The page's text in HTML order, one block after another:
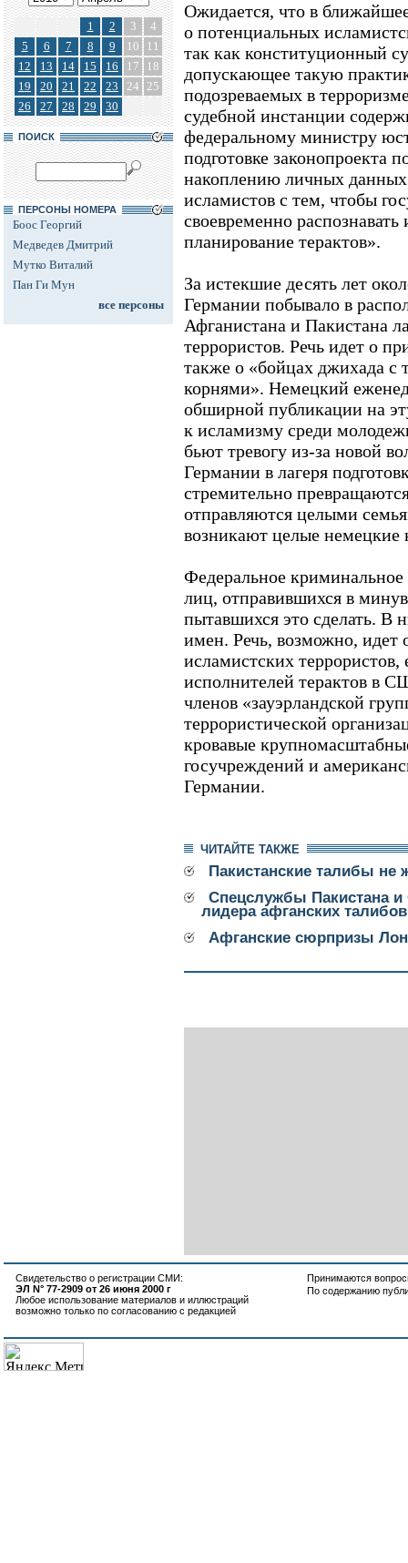
1 2 3
4
5
6 7 8 9 10
11
12
13 14 15 16 17
18
19
20 21 22 23 24 25
26
27 28 29 30
ПОИСК
ПЕРСОНЫ НОМЕРА
Боос Георгий
Медведев Дмитрий
Мутко Виталий
Пан Ги Мун
все персоны
Ожидается, что в
о потенциальных
так как конституционный
допускающее такую
подозреваемых в
судебной инстанции
федеральному министру
подготовке законопроекта
накоплению личных
исламистов с тем, чтобы
своевременно
планирование терактов».
За истекшие десять лет
Германии побывало в
Афганистана и Пакистана
террористов. Речь идет о
также о «бойцах джихада с
корнями». Немецкий
обширной публикации на
к исламизму среди
бьют тревогу из-за новой
Германии в лагеря
стремительно
отправляются целыми
возникают целые немецкие
Федеральное криминальное
лиц, отправившихся в
пытавшихся это сделать. В
имен. Речь, возможно, идет
исламистских террористов,
исполнителей терактов в
членов «зауэрландской
террористической
кровавые
госучреждений и
Германии.
ЧИТАЙТЕ ТАКЖЕ
Пакистанские талибы не
Спецслужбы Пакистана
лидера афганских талибов
Афганские сюрпризы
Свидетельство о регистрации СМИ:
ЭЛ N° 77-2909 от 26 июня 2000 г
Любое использование материалов и иллюстраций
возможно только по согласованию с редакцией
Принимаются
По содержанию